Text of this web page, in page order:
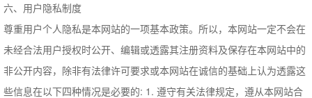
六、用户隐私制度
尊重用户个人隐私是本网站的一项基本政策。所以，本网站一定不会在
未经合法用户授权时公开、编辑或透露其注册资料及保存在本网站中的
非公开内容，除非有法律许可要求或本网站在诚信的基础上认为透露这
些信息在以下四种情况是必要的: 1. 遵守有关法律规定，遵从本网站合